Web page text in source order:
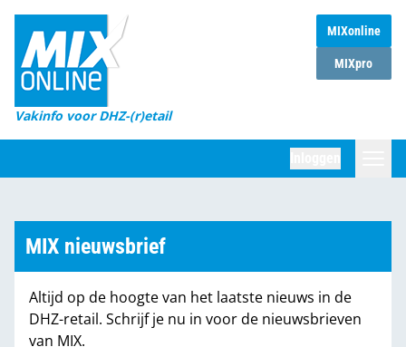
MIXonline
MIXpro
Vakinfo voor DHZ-(r)etail
Home
Magazines
DHZ Sessie
Marktcijfers
Partners
MIX nieuwsbrief
Altijd op de hoogte van het laatste nieuws in de
DHZ-retail. Schrijf je nu in voor de nieuwsbrieven
van MIX.